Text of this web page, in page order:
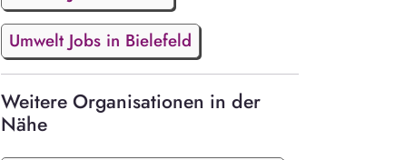
Umwelt Jobs in Bielefeld
Weitere Organisationen in der
Nähe